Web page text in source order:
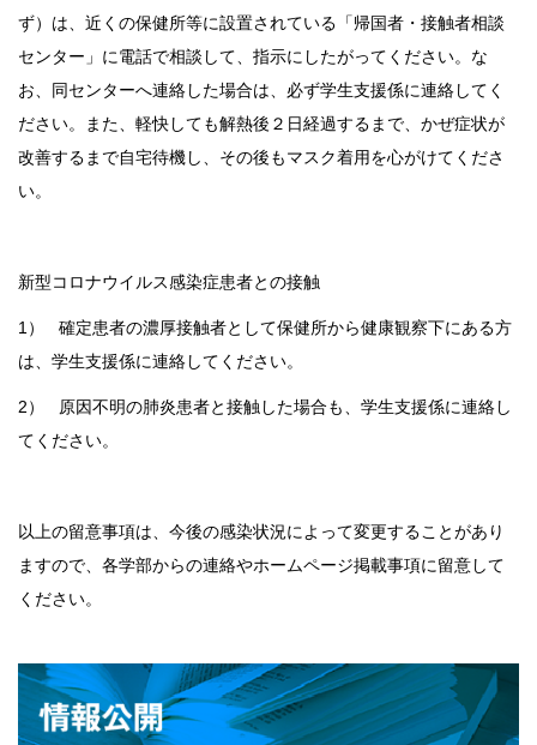
ず）は、近くの保健所等に設置されている「帰国者・接触者相談
センター」に電話で相談して、指示にしたがってください。な
お、同センターへ連絡した場合は、必ず学生支援係に連絡してく
ださい。また、軽快しても解熱後２日経過するまで、かぜ症状が
改善するまで自宅待機し、その後もマスク着用を心がけてくださ
い。
新型コロナウイルス感染症患者との接触
1） 確定患者の濃厚接触者として保健所から健康観察下にある方
は、学生支援係に連絡してください。
2） 原因不明の肺炎患者と接触した場合も、学生支援係に連絡し
てください。
以上の留意事項は、今後の感染状況によって変更することがあり
ますので、各学部からの連絡やホームページ掲載事項に留意して
ください。